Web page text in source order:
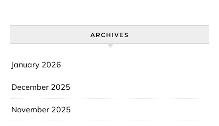
ARCHIVES
January 2026
December 2025
November 2025